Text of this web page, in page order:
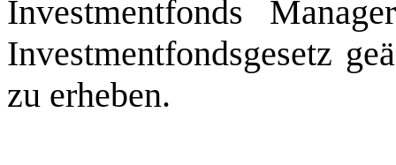
Investmentfonds
Investmentfondsgesetz
zu erheben.